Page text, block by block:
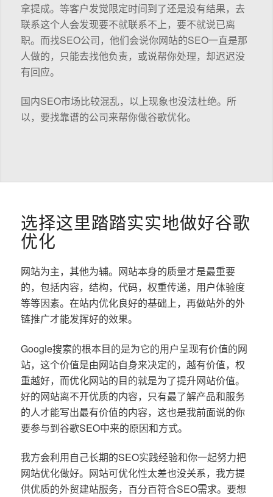
拿提成。等客户发觉限定时间到了还是没有结果，去
联系这个人会发现要不就联系不上，要不就说已离
职。而找SEO公司，他们会说你网站的SEO一直是那
人做的，只能去找他负责，或说帮你处理，却迟迟没
有回应。
国内SEO市场比较混乱，以上现象也没法杜绝。所
以，要找靠谱的公司来帮你做谷歌优化。
选择这里踏踏实实地做好谷歌
优化
网站为主，其他为辅。网站本身的质量才是最重要
的，包括内容，结构，代码，权重传递，用户体验度
等等因素。在站内优化良好的基础上，再做站外的外
链推广才能发挥好的效果。
Google搜索的根本目的是为它的用户呈现有价值的网
站，这个价值是由网站自身来决定的，越有价值，权
重越好，而优化网站的目的就是为了提升网站价值。
好的网站离不开优质的内容，只有最了解产品和服务
的人才能写出最有价值的内容，这也是我前面说的你
要参与到谷歌SEO中来的原因和方式。
我方会利用自己长期的SEO实践经验和你一起努力把
网站优化做好。网站可优化性太差也没关系，我方提
供优质的外贸建站服务，百分百符合SEO需求。要想